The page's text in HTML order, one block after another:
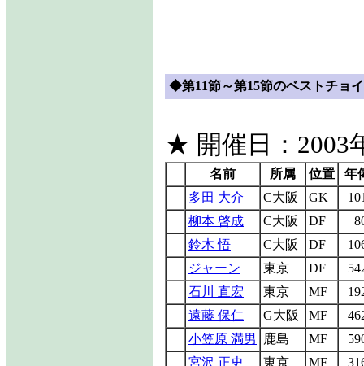
◆第11節～第15節のベストチ
★ 開催日：2003
名前 所属 位置
年
多田 大介
C大阪 GK
柳本 啓成
C大阪 DF
鈴木 悟
C大阪 DF
ジャーン
東京 DF
石川 直宏
東京 MF
遠藤 保仁
G大阪 MF
小笠原 満男
鹿島 MF
宮沢 正史
東京 MF